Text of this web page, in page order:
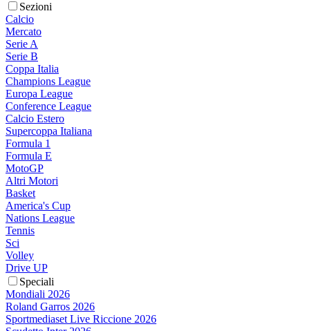
Sezioni
Calcio
Mercato
Serie A
Serie B
Coppa Italia
Champions League
Europa League
Conference League
Calcio Estero
Supercoppa Italiana
Formula 1
Formula E
MotoGP
Altri Motori
Basket
America's Cup
Nations League
Tennis
Sci
Volley
Drive UP
Speciali
Mondiali 2026
Roland Garros 2026
Sportmediaset Live Riccione 2026